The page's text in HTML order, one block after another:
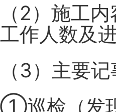
（2）施工
工作人数及
（3）主要
①巡检（发